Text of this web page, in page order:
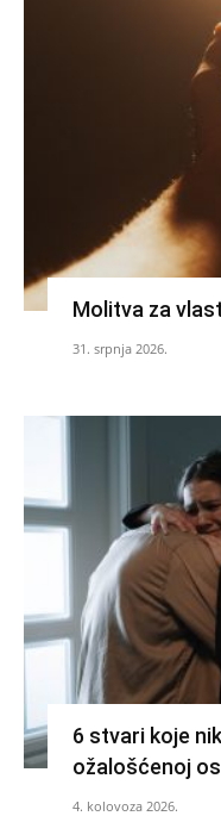
Molitva za
31. srpnja 2026.
6 stvari koje
ožalošćenoj
4. kolovoza 2026.